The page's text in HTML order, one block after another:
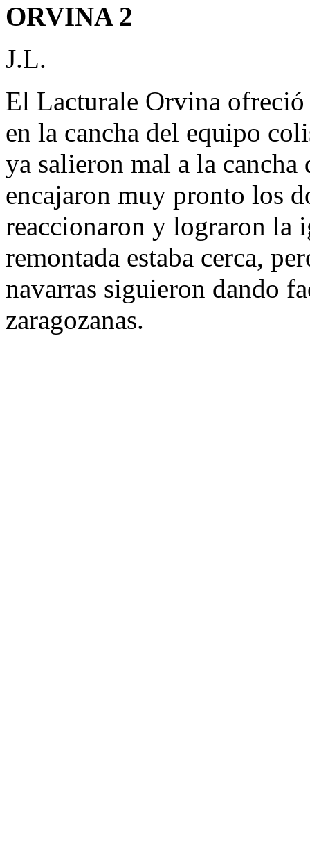
ORVINA 2
J.L.
El Lacturale Orvina ofreció
en la cancha del equipo
ya salieron mal a la
encajaron muy pronto los
reaccionaron y lograron la
remontada estaba cerca,
navarras siguieron dando
zaragozanas.